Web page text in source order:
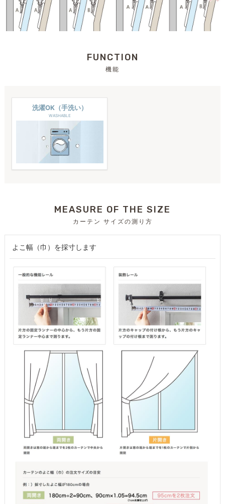
FUNCTION
機能
洗濯OK（手洗い）
WASHABLE
MEASURE OF THE SIZE
カーテン サイズの測り方
よこ幅（巾）を採寸します